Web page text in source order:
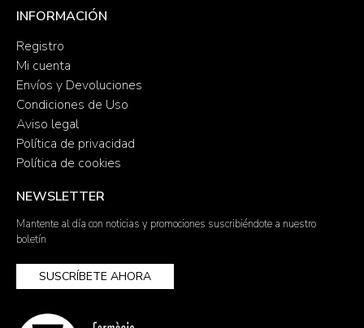
INFORMACIÓN
Registro
Mi cuenta
Envíos y Devoluciones
Condiciones de Uso
Aviso legal
Política de privacidad
Política de cookies
NEWSLETTER
Mantente al día con noticias y promociones suscribiéndote a nuestro
boletín
SUSCRÍBETE AHORA